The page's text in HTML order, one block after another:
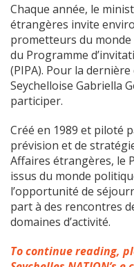
Chaque année, le
étrangères invite
prometteurs du monde
du Programme
(PIPA). Pour la
Seychelloise Gabriella
participer.
Créé en 1989 et piloté
prévision et de
Affaires étrangères, le
issus du monde
l’opportunité de
part à des rencontres
domaines d’activité.
To continue reading,